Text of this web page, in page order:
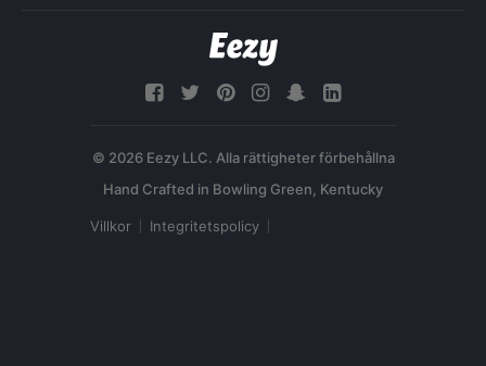
© 2026 Eezy LLC. Alla rättigheter förbehållna
Villkor Integritetspolicy